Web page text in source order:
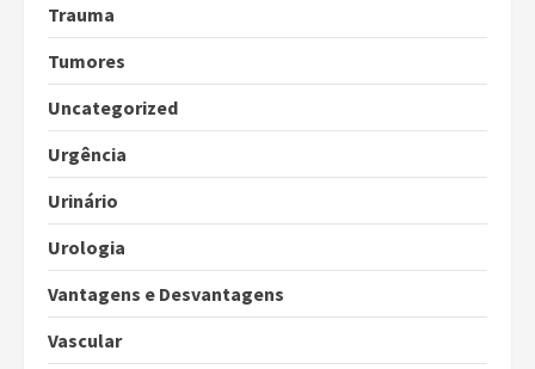
Trauma
Tumores
Uncategorized
Urgência
Urinário
Urologia
Vantagens e Desvantagens
Vascular